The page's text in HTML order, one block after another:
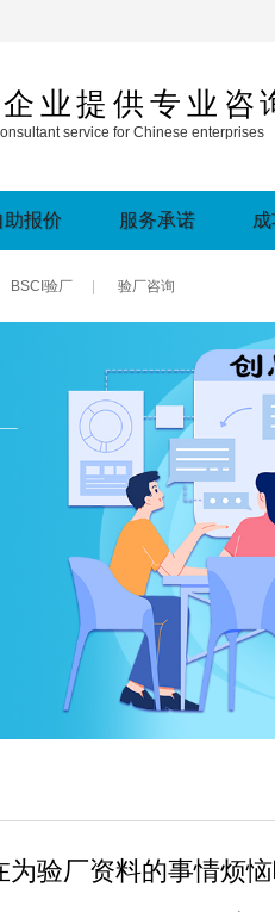
业提供专业咨
service for Chinese enterprises
助报价 服务承诺
BSCI验厂 验厂咨询
为验厂资料的事情烦